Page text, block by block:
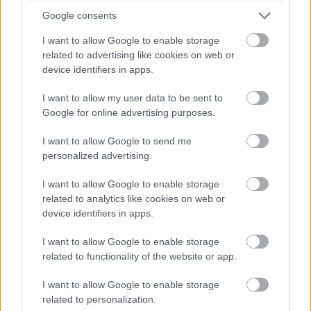
Google consents
I want to allow Google to enable storage
related to advertising like cookies on web or
device identifiers in apps.
I want to allow my user data to be sent to
Google for online advertising purposes.
I want to allow Google to send me
personalized advertising.
I want to allow Google to enable storage
related to analytics like cookies on web or
device identifiers in apps.
I want to allow Google to enable storage
related to functionality of the website or app.
I want to allow Google to enable storage
related to personalization.
komolyabb multitaskingra használnának táblagépet.
Ehhez a PC mód is hozzátartozik, amely asztali jellegű
felületet, fejlettebb fájlkezelést, egértámogatást,
billentyűkombinációkat és többablakos működést kínál,
vagyis a MagicPad4 egy megfelelő billentyűzettel és
egérrel már laptopközeli munkakörnyezetet próbál adni.
A HONOR az AI-funkciókat is erősen előtérbe tolja. Az AI
megbeszélésekről, felismeri és elkülöníti a beszélőket,
az AI Meeting Agent, az intelligens emlékeztetők, az
összefoglalók és a hanglenyomat-alapú zajszűrés pedig
mind azt szolgálják, hogy a tablet ne csak kijelző legyen
a munkához, hanem aktívan segítsen is a
érdekes, akik sokat jegyzetelnek, meetingelnek, tanulnak
vagy több forrásból próbálnak gyorsan használható
anyagot összerakni.